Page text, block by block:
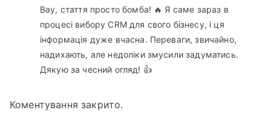
Вау, стаття просто бомба! 🔥 Я саме зараз в
процесі вибору CRM для свого бізнесу, і ця
інформація дуже вчасна. Переваги, звичайно,
надихають, але недоліки змусили задуматись.
Дякую за чесний огляд! 👍
Коментування закрито.